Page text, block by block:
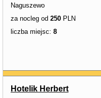
Naguszewo
za nocleg od 250 PLN
liczba miejsc: 8
Hotelik Herbert